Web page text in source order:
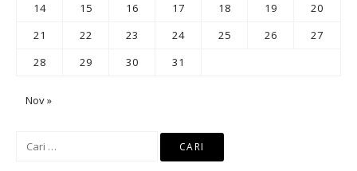
14
15 16 17 18 19
20
21
22 23 24 25 26
27
28
29 30 31
Nov »